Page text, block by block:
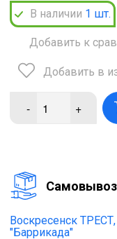
В наличии 1 шт.
Добавить к
Добавить в
- +
Cамовывоз
Воскресенск ТРЕСТ,
"Баррикада"